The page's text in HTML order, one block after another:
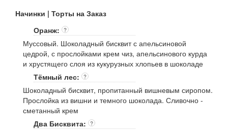
Начинки | Торты на Заказ
Оранж:
?
Муссовый. Шоколадный бисквит с апельсиновой
цедрой, с прослойками крем чиз, апельсинового курда
и хрустящего слоя из кукурузных хлопьев в шоколаде
Тёмный лес:
?
Шоколадный бисквит, пропитанный вишневым сиропом.
Прослойка из вишни и темного шоколада. Сливочно -
сметанный крем
Два Бисквита:
?